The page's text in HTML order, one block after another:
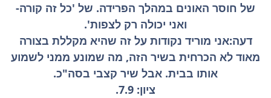
של חוסר האונים במהלך הפרידה. של 'כל זה קורה-
ואני יכולה רק לצפות'.
דעה:אני מוריד נקודות על זה שהיא מקללת בצורה
מאוד לא הכרחית בשיר הזה, מה שמונע ממני לשמוע
אותו בבית. אבל שיר קצבי בסה"כ.
ציון: 7.9.